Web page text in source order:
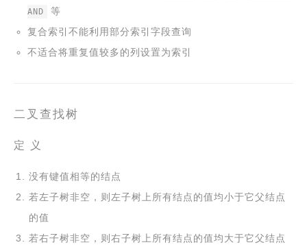
AND
等
复合索引不能利用部分索引字段查询
不适合将重复值较多的列设置为索引
二叉查找树
定 义
没有键值相等的结点
若左子树非空，则左子树上所有结点的值均小于它父结点
的值
若右子树非空，则右子树上所有结点的值均大于它父结点